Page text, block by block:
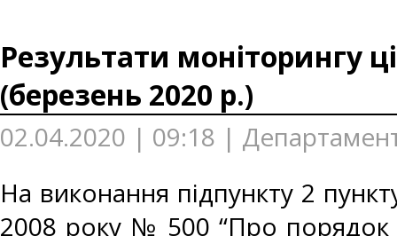
Результати моніторингу
(березень 2020 р.)
02.04.2020 | 09:18 |
На виконання підпункту 2
2008 року № 500 “Про порядок